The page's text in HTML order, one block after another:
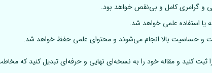
و گرامری کامل و بی‌نقص خواهد بود.
یا استفاده علمی خواهد شد.
و حساسیت بالا انجام می‌شوند و محتوای علمی حفظ خواهد شد.
کنید و مقاله خود را به نسخه‌ای نهایی و حرفه‌ای تبدیل کنید که